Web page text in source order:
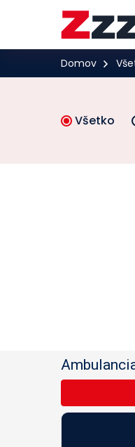
Domov
Všetko